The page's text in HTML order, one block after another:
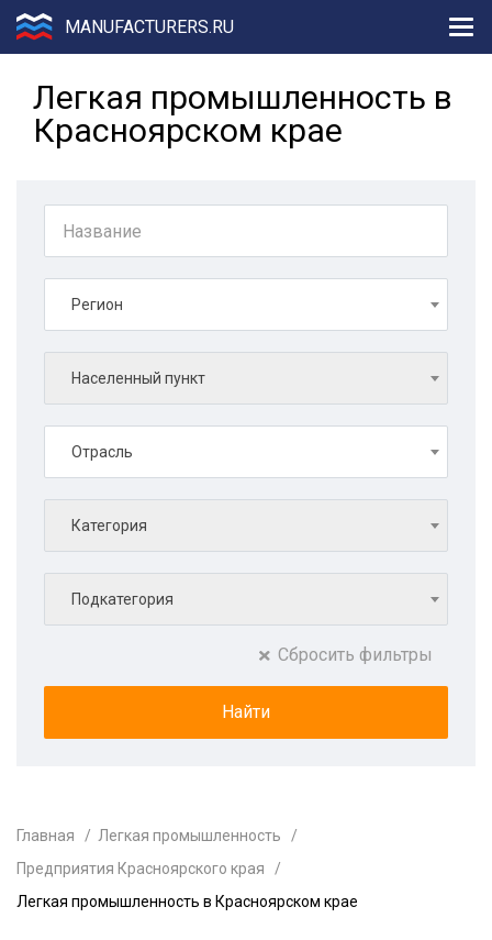
MANUFACTURERS.RU
Легкая промышленность в
Красноярском крае
Регион
Населенный пункт
Отрасль
Категория
Подкатегория
Сбросить фильтры
Главная
Легкая промышленность
Предприятия Красноярского края
Легкая промышленность в Красноярском крае